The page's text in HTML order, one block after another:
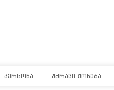
ᲞᲔᲠᲡᲝᲜᲐ ᲣᲫᲠᲐᲕᲘ ᲥᲝᲜᲔᲑᲐ